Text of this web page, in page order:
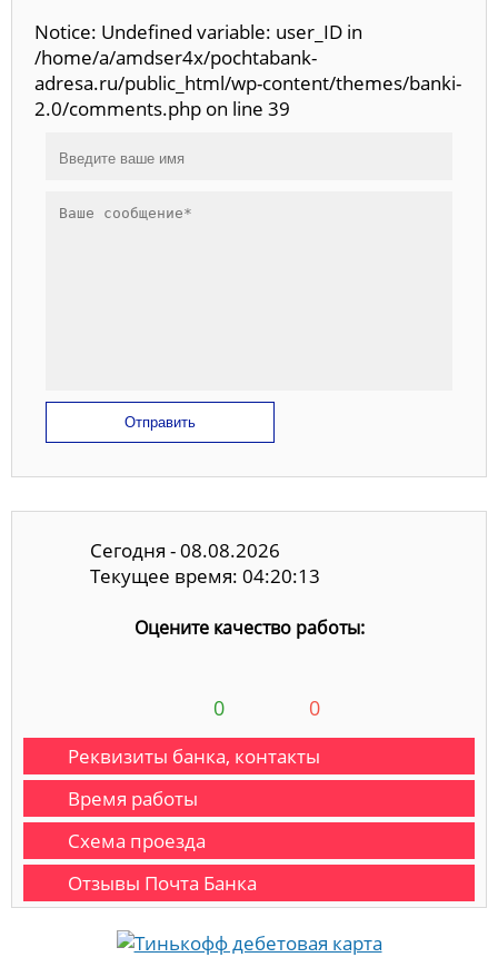
Notice: Undefined variable: user_ID in
/home/a/amdser4x/pochtabank-
adresa.ru/public_html/wp-content/themes/banki-
2.0/comments.php on line 39
Отправить
Сегодня - 08.08.2026
Текущее время: 04:20:13
Оцените качество работы:
0 0
Реквизиты банка, контакты
Время работы
Схема проезда
Отзывы Почта Банка